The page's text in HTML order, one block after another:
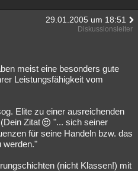
29.01.2005 um 18:51
Diskussionsleiter
meist eine besonders gute
Leistungsfähigkeit vom
Elite zu einer ausreichenden
Zitat
"... sich seiner
für seine Handeln bzw. das
werden."
(nicht Klassen!) mit